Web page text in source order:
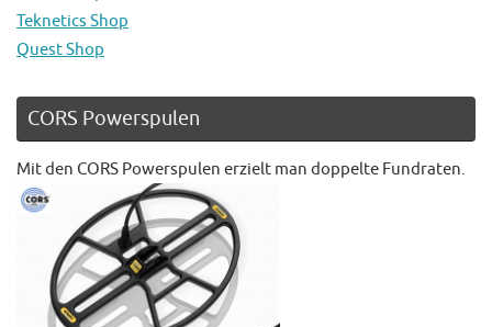
Teknetics Shop
Quest Shop
CORS Powerspulen
Mit den CORS Powerspulen erzielt man doppelte Fundraten.